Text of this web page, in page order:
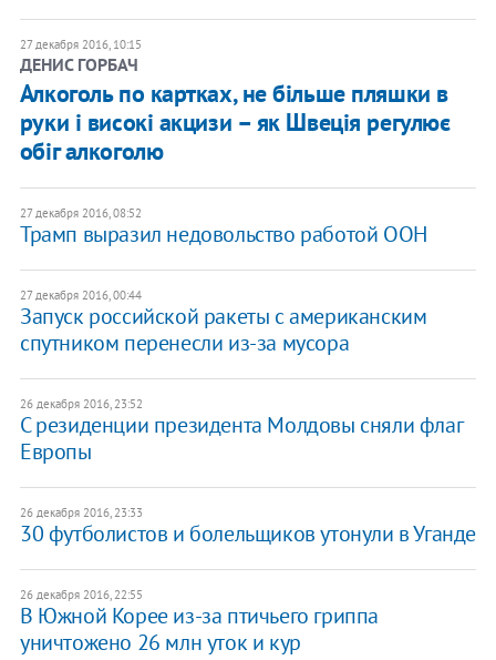
27 декабря 2016, 10:15
ДЕНИС ГОРБАЧ
​Алкоголь по картках, не більше пляшки в
руки і високі акцизи – як Швеція регулює
обіг алкоголю
27 декабря 2016, 08:52
Трамп выразил недовольство работой ООН
27 декабря 2016, 00:44
Запуск российской ракеты с американским
спутником перенесли из-за мусора
26 декабря 2016, 23:52
С резиденции президента Молдовы сняли флаг
Европы
26 декабря 2016, 23:33
30 футболистов и болельщиков утонули в Уганде
26 декабря 2016, 22:55
В Южной Корее из-за птичьего гриппа
уничтожено 26 млн уток и кур